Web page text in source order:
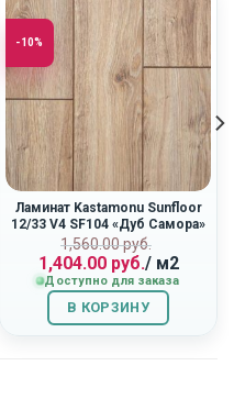
-10%
Ламинат Kastamonu Sunfloor
12/33 V4 SF104 «Дуб Самора»
1,560.00руб.
цена
составляла
1,560.00
руб..
1,404.00руб.
Текущая
цена:
1,404.00
руб..
/ м2
Доступно для заказа
В КОРЗИНУ